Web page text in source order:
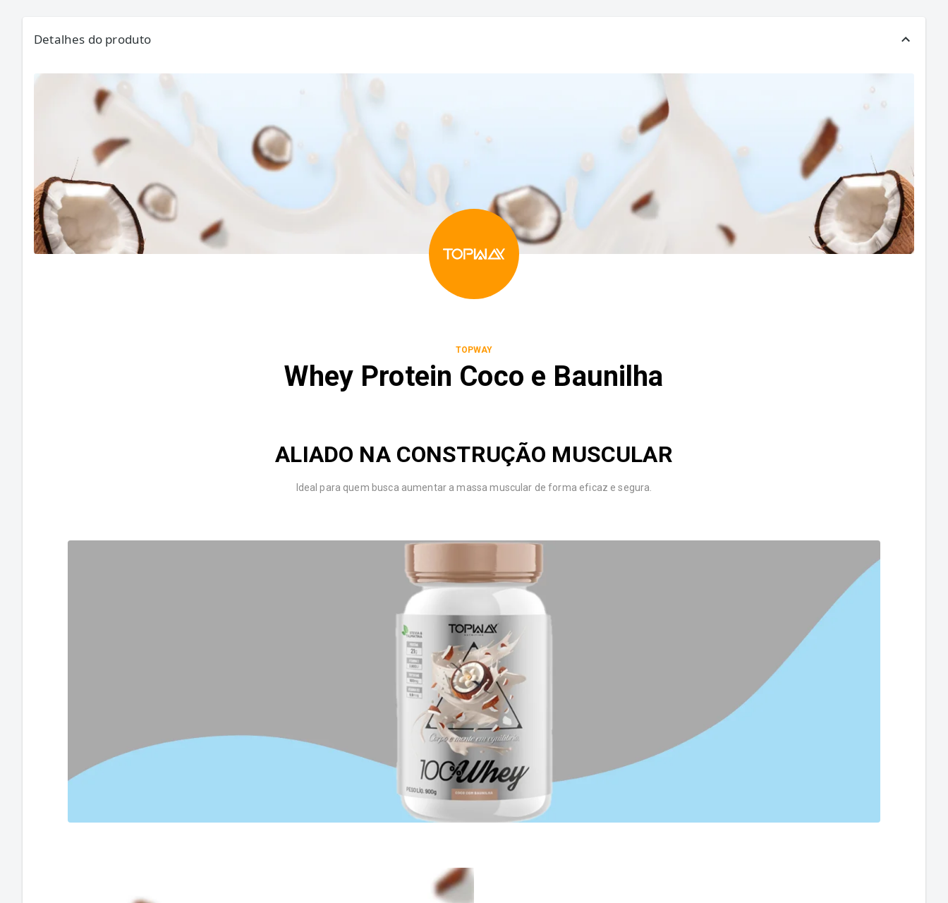
Detalhes do produto
TOPWAY
Whey Protein Coco e Baunilha
ALIADO NA CONSTRUÇÃO MUSCULAR
Ideal para quem busca aumentar a massa muscular de forma eficaz e segura.